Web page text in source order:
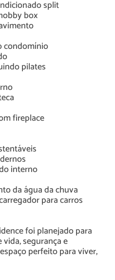
split
box
condomínio
pilates
fireplace
interno
da água da chuva
para carros
foi planejado para
segurança e
perfeito para viver,